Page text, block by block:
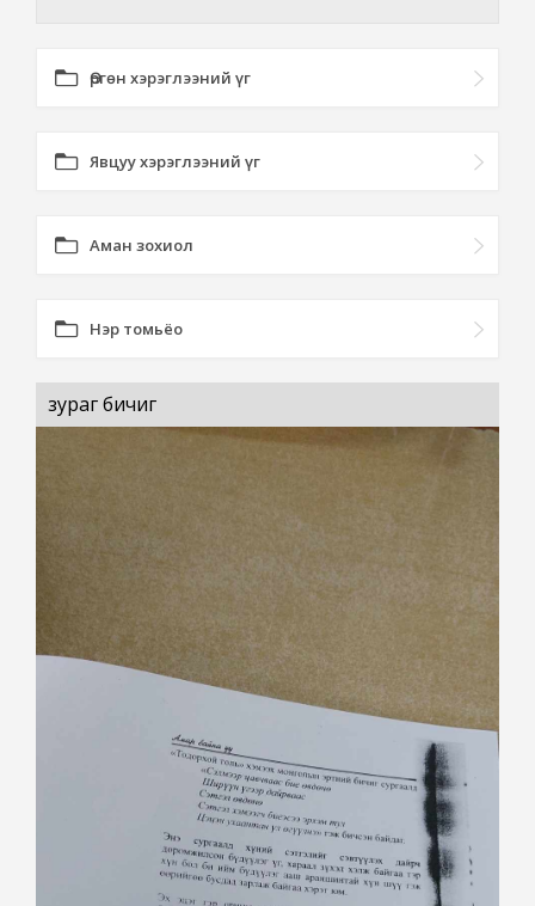
Өргөн хэрэглээний үг
Явцуу хэрэглээний үг
Аман зохиол
Нэр томьёо
зураг бичиг